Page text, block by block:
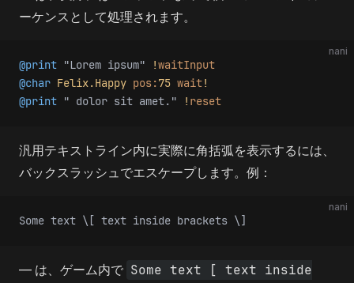
ーケンスとして処理されます。
nani
@print "Lorem ipsum" !waitInput
@char Felix.Happy pos:75 wait!
@print " dolor sit amet." ! reset
汎用テキストライン内に実際に角括弧を表示するには、
バックスラッシュでエスケープします。例：
nani
Some text \[ text inside brackets \]
— は、ゲーム内で Some text [ text inside